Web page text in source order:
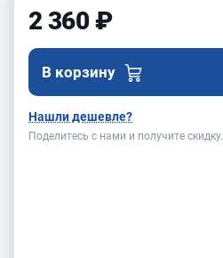
2 360 ₽
В корзину
Нашли дешевле?
Поделитесь с нами и получите скидку.